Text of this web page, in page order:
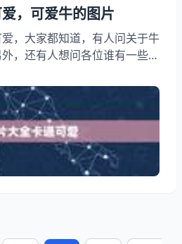
，可爱牛的图片
，大家都知道，有人问关于牛
，还有人想问各位谁有一些可
这是怎么回事？其实谁帮忙找
小牛牛图片呗，我…，下面就
，希望能够帮助到大家！ 牛
找个卡通点的，可爱点的，
在找的（有些较大）